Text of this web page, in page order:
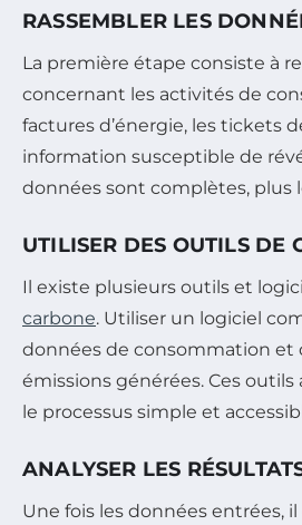
RASSEMBLER LES
La première étape consiste à
concernant les activités de
factures d’énergie, les tickets
information susceptible de
données sont complètes, plus
UTILISER DES OUTILS DE
Il existe plusieurs outils et
carbone. Utiliser un logiciel
données de consommation et
émissions générées. Ces
le processus simple et
ANALYSER LES
Une fois les données entrées,